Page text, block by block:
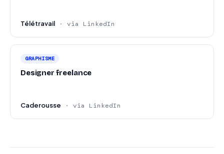
Télétravail · via LinkedIn
GRAPHISME
Designer freelance
Caderousse · via LinkedIn